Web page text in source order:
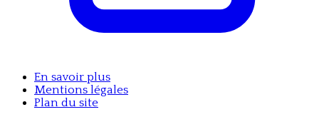
En savoir plus
Mentions légales
Plan du site